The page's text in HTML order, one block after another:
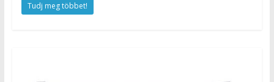
Tudj meg többet!